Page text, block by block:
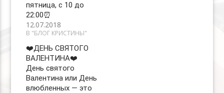
пятница, с 10 до
22:00⏰
12.07.2018
В "БЛОГ КРИСТИНЫ"
❤️ДЕНЬ СВЯТОГО
ВАЛЕНТИНА❤️ ⠀
День святого
Валентина или День
влюбленных — это